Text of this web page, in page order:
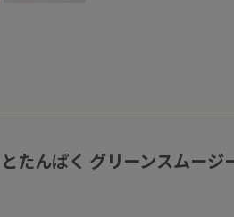
たんぱく グリーンスムージ